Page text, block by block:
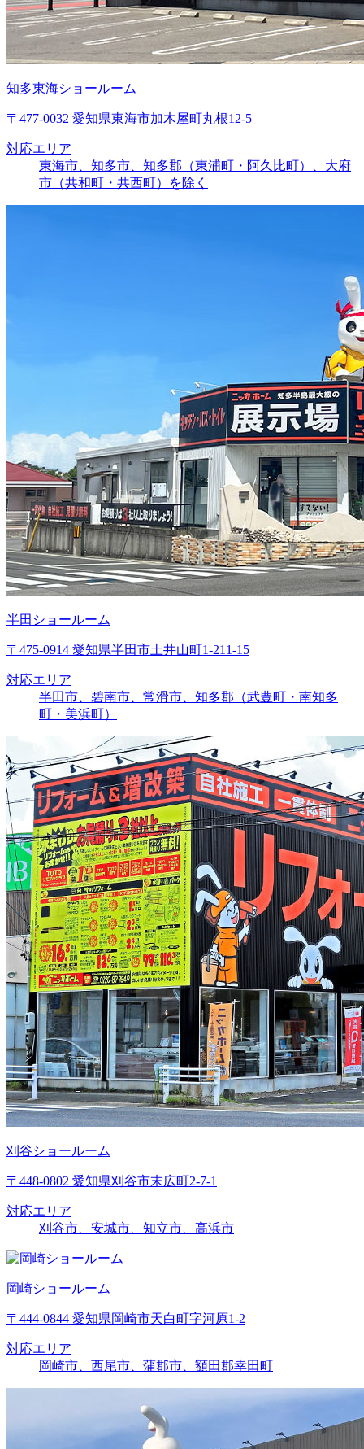
知多東海ショールーム
〒477-0032 愛知県東海市加木屋町丸根12-5
対応エリア
東海市、知多市、知多郡（東浦町・阿久比町）、大府
市（共和町・共西町）を除く
半田ショールーム
〒475-0914 愛知県半田市土井山町1-211-15
対応エリア
半田市、碧南市、常滑市、知多郡（武豊町・南知多
町・美浜町）
刈谷ショールーム
〒448-0802 愛知県刈谷市末広町2-7-1
対応エリア
刈谷市、安城市、知立市、高浜市
岡崎ショールーム
〒444-0844 愛知県岡崎市天白町字河原1-2
対応エリア
岡崎市、西尾市、蒲郡市、額田郡幸田町